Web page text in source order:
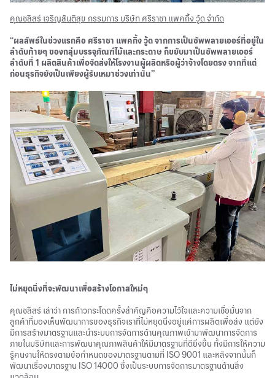
คุณชลิสร์ เจริญสันติสุข กรรมการ บริษัท ศรีราชา แพคกิ้ง วู้ด จำกัด
“ผลลัพธ์ในช่วงแรกคือ ศรีราชา แพคกิ้ง วู้ด จากการเป็นซัพพลายเออร์ที่อยู่ใน
ลำดับท้ายๆ ของกลุ่มบรรจุภัณฑ์ไม้และกระดาษ ก็ขยับมาเป็นซัพพลายเออร์
ลำดับที่ 1 ผลิตสินค้าเพื่อจัดส่งให้โรงงานผู้ผลิตหรือผู้ว่าจ้างโดยตรง จากที่แต่
ก่อนธุรกิจยังเป็นเพียงผู้รับเหมาช่วงเท่านั้น”
ไม่หยุดนิ่งที่จะพัฒนาเพื่อสร้างโอกาสใหม่ๆ
คุณชลิสร์ เล่าว่า การก้าวกระโดดครั้งสำคัญคือความไว้ใจและความเชื่อมั่นจาก
ลูกค้าที่มองเห็นพัฒนาการของธุรกิจเราที่ไม่หยุดนิ่งอยู่แค่การผลิตเพื่อส่ง แต่ยัง
มีการสร้างมาตรฐานและนำระบบการจัดการด้านคุณภาพเข้ามาพัฒนาการจัดการ
ภายในบริษัทและการพัฒนาคุณภาพสินค้าให้มีมาตรฐานที่ดียิ่งขึ้น ทั้งมีการให้ความ
รู้คนงานให้ตรงตามข้อกำหนดของมาตรฐานตามที่ ISO 9001 และหลังจากนั้นก็
พัฒนาเรื่องมาตรฐาน ISO 14000 ซึ่งเป็นระบบการจัดการมาตรฐานด้านสิ่ง